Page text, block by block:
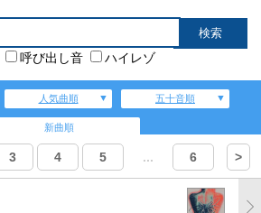
呼び出し音 ハイレゾ
人気曲順 五十音順
新曲順
3 4 5 ... 6 >